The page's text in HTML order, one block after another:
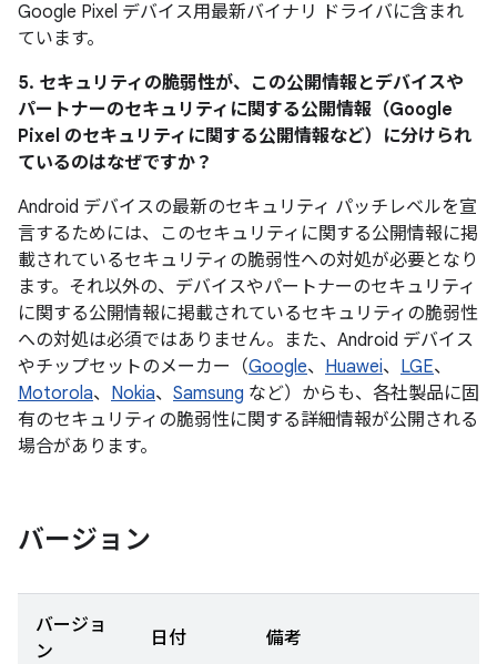
Google Pixel デバイス用最新バイナリ ドライバに含まれ
ています。
5. セキュリティの脆弱性が、この公開情報とデバイスや
パートナーのセキュリティに関する公開情報（Google
Pixel のセキュリティに関する公開情報など）に分けられ
ているのはなぜですか？
Android デバイスの最新のセキュリティ パッチレベルを宣
言するためには、このセキュリティに関する公開情報に掲
載されているセキュリティの脆弱性への対処が必要となり
ます。それ以外の、デバイスやパートナーのセキュリティ
に関する公開情報に掲載されているセキュリティの脆弱性
への対処は必須ではありません。また、Android デバイス
やチップセットのメーカー（Google、 Huawei、 LGE、
Motorola、 Nokia、 Samsung など）からも、各社製品に固
有のセキュリティの脆弱性に関する詳細情報が公開される
場合があります。
バージョン
バージョ
ン
日付 備考